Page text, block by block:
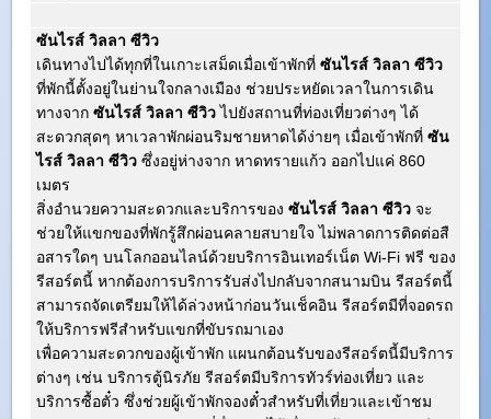
ซันไรส์ วิลลา ซีวิว
เดินทางไปได้ทุกที่ในเกาะเสม็ดเมื่อเข้าพักที่ซันไรส์ วิลลา ซีวิว
ที่พักนี้ตั้งอยู่ในย่านใจกลางเมือง ช่วยประหยัดเวลาในการเดิน
ทางจากซันไรส์ วิลลา ซีวิวไปยังสถานที่ท่องเที่ยวต่างๆ ได้
สะดวกสุดๆ หาเวลาพักผ่อนริมชายหาดได้ง่ายๆ เมื่อเข้าพักที่ซัน
ไรส์ วิลลา ซีวิว ซึ่งอยู่ห่างจาก หาดทรายแก้ว ออกไปแค่ 860
เมตร
สิ่งอำนวยความสะดวกและบริการของซันไรส์ วิลลา ซีวิว จะ
ช่วยให้แขกของที่พักรู้สึกผ่อนคลายสบายใจ ไม่พลาดการติดต่อสื
อสารใดๆ บนโลกออนไลน์ด้วยบริการอินเทอร์เน็ต Wi-Fi ฟรี ของ
รีสอร์ตนี้ หากต้องการบริการรับส่งไปกลับจากสนามบิน รีสอร์ตนี้
สามารถจัดเตรียมให้ได้ล่วงหน้าก่อนวันเช็คอิน รีสอร์ตมีที่จอดรถ
ให้บริการฟรีสำหรับแขกที่ขับรถมาเอง
เพื่อความสะดวกของผู้เข้าพัก แผนกต้อนรับของรีสอร์ตนี้มีบริการ
ต่างๆ เช่น บริการตู้นิรภัย รีสอร์ตมีบริการทัวร์ท่องเที่ยว และ
บริการซื้อตั๋ว ซึ่งช่วยผู้เข้าพักจองตั๋วสำหรับที่เที่ยวและเข้าชม